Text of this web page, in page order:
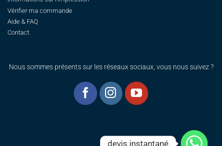
Vérifier ma commande
Aide & FAQ
Contact
Nous sommes présents sur les réseaux sociaux, vous nous suivez ?
devis instantané